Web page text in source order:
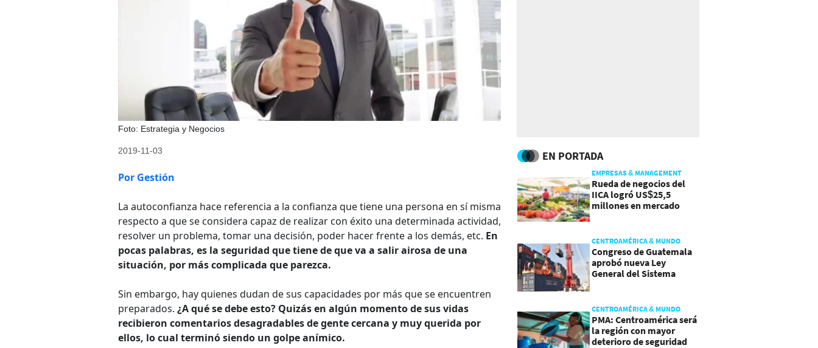
Foto: Estrategia y Negocios
2019-11-03
Por Gestión
La autoconfianza hace referencia a la confianza que tiene una persona en sí misma
respecto a que se considera capaz de realizar con éxito una determinada actividad,
resolver un problema, tomar una decisión, poder hacer frente a los demás, etc. En
pocas palabras, es la seguridad que tiene de que va a salir airosa de una
situación, por más complicada que parezca.
Sin embargo, hay quienes dudan de sus capacidades por más que se encuentren
preparados. ¿A qué se debe esto? Quizás en algún momento de sus vidas
recibieron comentarios desagradables de gente cercana y muy querida por
ellos, lo cual terminó siendo un golpe anímico.
EN PORTADA
EMPRESAS & MANAGEMENT
Rueda de negocios del
IICA logró US$25,5
millones en mercado
CENTROAMÉRICA & MUNDO
Congreso de Guatemala
aprobó nueva Ley
General del Sistema
CENTROAMÉRICA & MUNDO
PMA: Centroamérica será
la región con mayor
deterioro de seguridad